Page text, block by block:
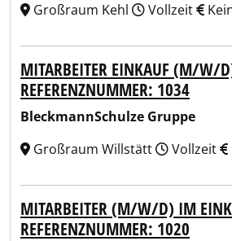
Großraum Kehl
Vollzeit
MITARBEITER EINKAUF (M/W/
REFERENZNUMMER: 1034
BleckmannSchulze Gruppe
Großraum Willstätt
Vollzeit
MITARBEITER (M/W/D) IM
REFERENZNUMMER: 1020